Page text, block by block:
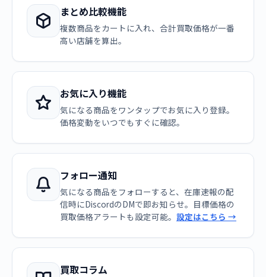
まとめ比較機能
複数商品をカートに入れ、合計買取価格が一番
高い店舗を算出。
お気に入り機能
気になる商品をワンタップでお気に入り登録。
価格変動をいつでもすぐに確認。
フォロー通知
気になる商品をフォローすると、在庫速報の配
信時にDiscordのDMで即お知らせ。目標価格の
買取価格アラートも設定可能。 設定はこちら →
買取コラム